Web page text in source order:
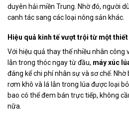
duyên hải miền Trung. Nhờ đó, người
canh tác sang các loại nông sản khác.
Hiệu quả kinh tế vượt trội từ một thiết
Với hiệu quả thay thế nhiều nhân công
lẫn trong thóc ngay từ đầu, máy xúc
đáng kể chi phí nhân sự và sơ chế.
rơm khô và lá lẫn trong lúa được loại
bao có thể đem bán trực tiếp, không
nữa.